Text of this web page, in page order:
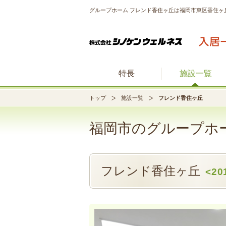
グループホーム フレンド香住ヶ丘は福岡市東区香住ヶ
特長 施設一覧
トップ 施設一覧 フレンド香住ヶ丘
福岡市のグループホ
フレンド香住ヶ丘